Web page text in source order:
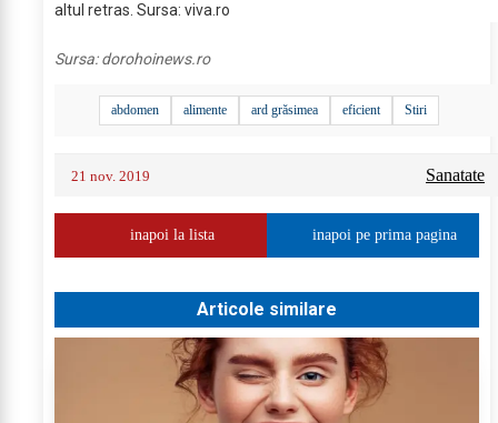
altul retras. Sursa: viva.ro
Sursa:dorohoinews.ro
abdomen alimente ard grăsimea eficient Stiri
21 nov. 2019 Sanatate
inapoi la lista inapoi pe prima pagina
Articole similare